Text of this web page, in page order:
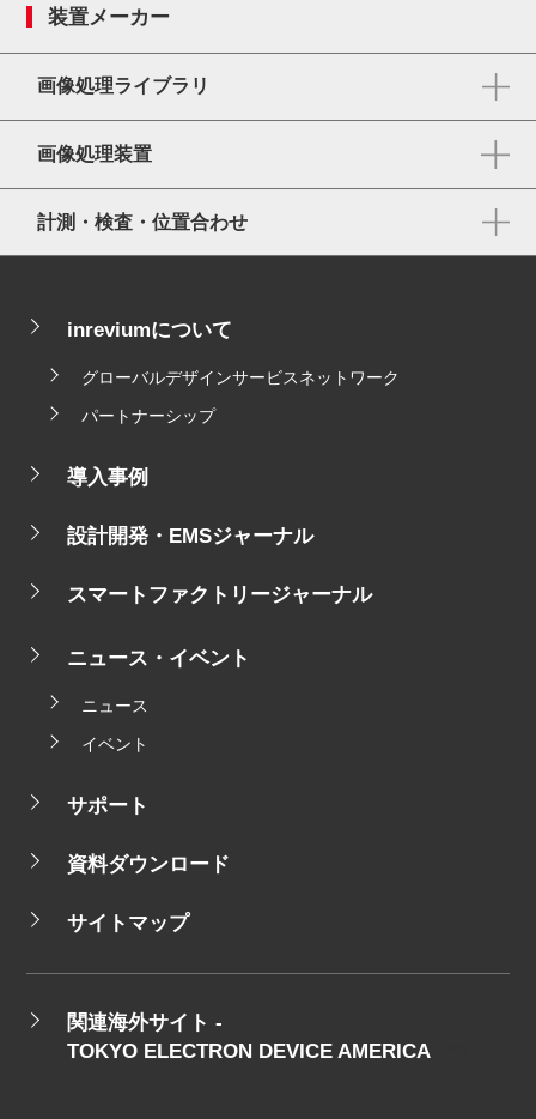
装置メーカー
画像処理ライブラリ
画像処理装置
計測・検査・位置合わせ
inreviumについて
グローバルデザインサービスネットワーク
パートナーシップ
導入事例
設計開発・EMSジャーナル
スマートファクトリージャーナル
ニュース・イベント
ニュース
イベント
サポート
資料ダウンロード
サイトマップ
関連海外サイト -
TOKYO ELECTRON DEVICE AMERICA